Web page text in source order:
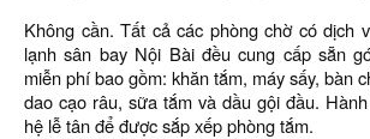
Không cần. Tất cả các phòng chờ có dịch
lạnh sân bay Nội Bài đều cung cấp sẵn
miễn phí bao gồm: khăn tắm, máy sấy, bàn
dao cạo râu, sữa tắm và dầu gội đầu.
hệ lễ tân để được sắp xếp phòng tắm.